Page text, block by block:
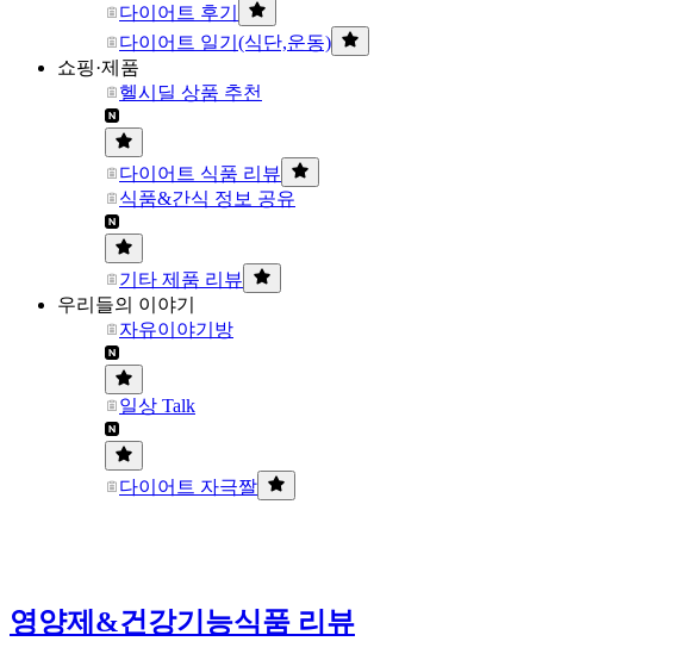
다이어트 후기
다이어트 일기(식단,운동)
쇼핑·제품
헬시딜 상품 추천
다이어트 식품 리뷰
식품&간식 정보 공유
기타 제품 리뷰
우리들의 이야기
자유이야기방
일상 Talk
다이어트 자극짤
영양제&건강기능식품 리뷰